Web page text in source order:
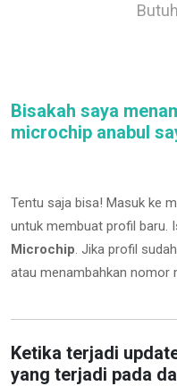
Bisakah saya
microchip anabul
Tentu saja bisa! Masuk ke
untuk membuat profil baru.
Microchip. Jika profil
atau menambahkan nomor
Ketika terjadi
yang terjadi pada